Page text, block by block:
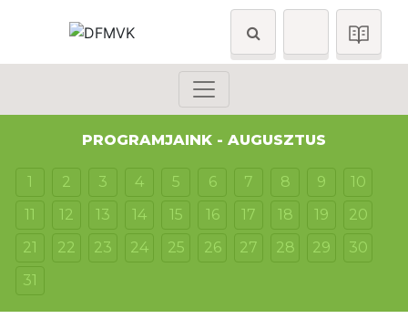
PROGRAMJAINK - AUGUSZTUS
1 2 3 4 5 6 7 8 9
10
11
12 13 14 15 16 17 18 19
20
21
22 23 24 25 26 27 28 29
30
31